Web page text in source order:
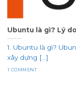
Ubuntu là gì? Lý
1. Ubuntu là gì?
xây dựng [...]
1 COMMENT